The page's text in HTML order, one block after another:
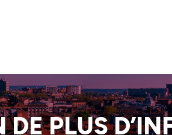
PLUS